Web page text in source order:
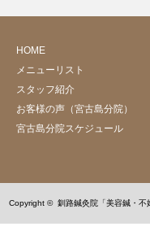
HOME
メニューリスト
スタッフ紹介
お客様の声（宮古島分院）
宮古島分院スケジュール
Copyright © 釧路鍼灸院「美容鍼・不